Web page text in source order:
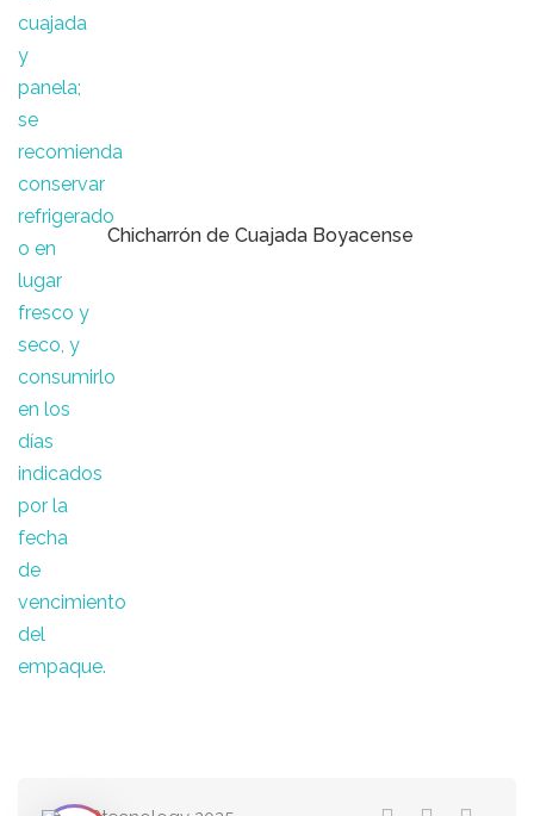
Chicharrón de Cuajada Boyacense